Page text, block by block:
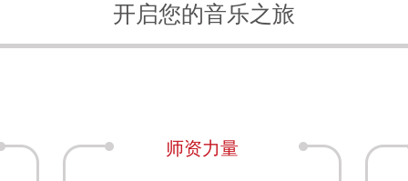
开启您的音乐之旅
师资力量